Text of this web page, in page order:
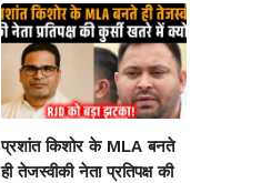
प्रशांत किशोर के MLA बनते
ही तेजस्वीकी नेता प्रतिपक्ष की